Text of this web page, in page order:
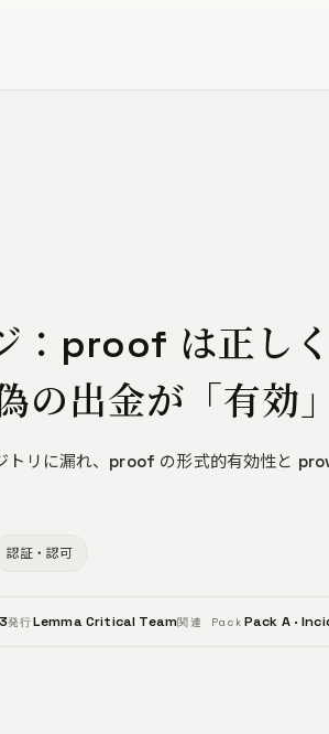
：proof は正し
の出金が「有効
トリに漏れ、proof の形式的有効性と
認証・認可
発行Lemma Critical Team関連 Pack Pack A ·